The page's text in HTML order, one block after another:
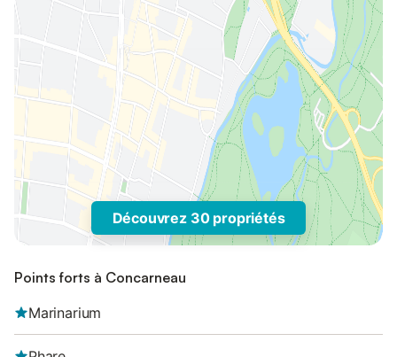
Découvrez 30 propriétés
Points forts à Concarneau
Marinarium